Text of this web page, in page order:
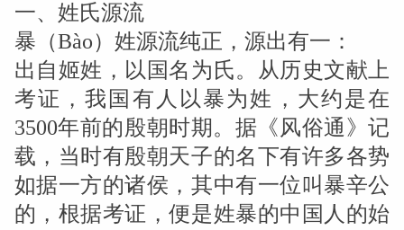
一、姓氏源流
暴（Bào）姓源流纯正，源出有一：
出自姬姓，以国名为氏。从历史文献上
考证，我国有人以暴为姓，大约是在
3500年前的殷朝时期。据《风俗通》记
载，当时有殷朝天子的名下有许多各势
如据一方的诸侯，其中有一位叫暴辛公
的，根据考证，便是姓暴的中国人的始